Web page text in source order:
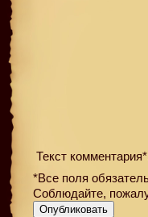
Текст
*Все поля
Соблюдайте,
Опубликовать